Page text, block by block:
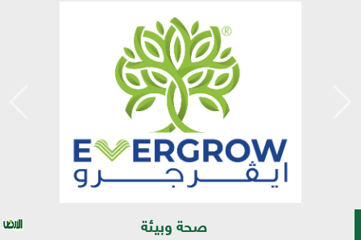
صحة وبيئة